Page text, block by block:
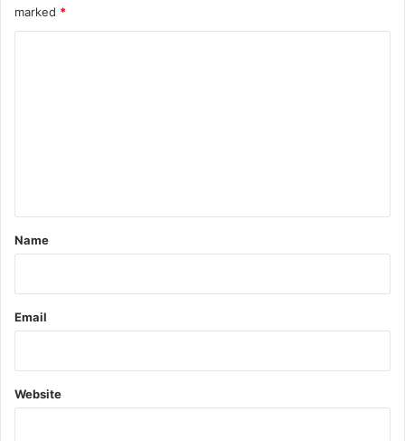
marked *
*
Name
Email
Website